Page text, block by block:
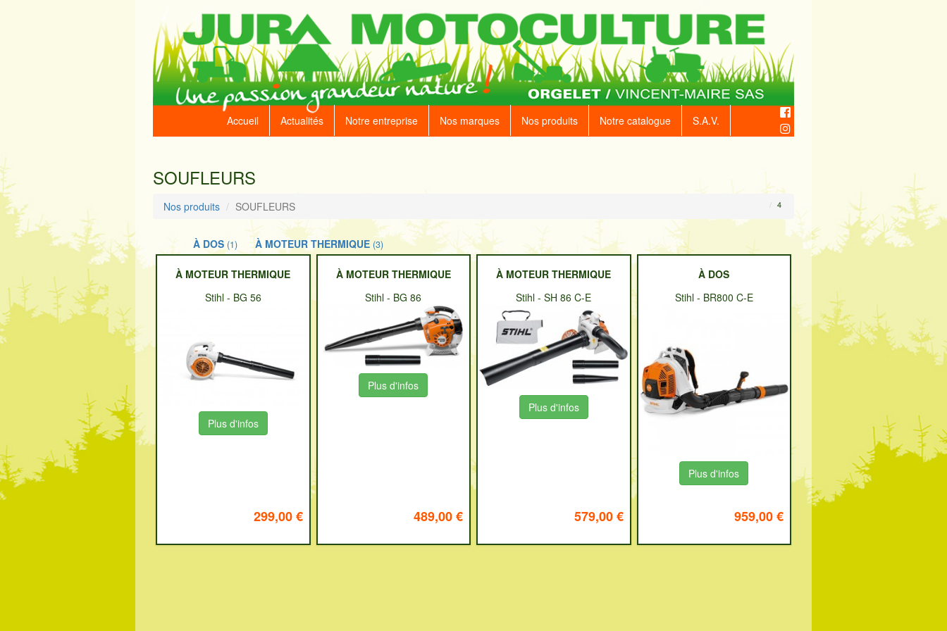
Accueil Actualités Notre entreprise Nos marques Nos produits Notre catalogue S.A.V.
SOUFLEURS
Nos produits SOUFLEURS 4
À DOS (1) À MOTEUR THERMIQUE (3)
À MOTEUR THERMIQUE
Stihl- BG 56
Plus d'infos
299,00 €
À MOTEUR THERMIQUE
Stihl - BG 86
Plus d'infos
489,00 €
À MOTEUR THERMIQUE
Stihl -SH 86 C-E
Plus d'infos
579,00 €
À DOS
Stihl- BR800 C-E
Plus d'infos
959,00 €